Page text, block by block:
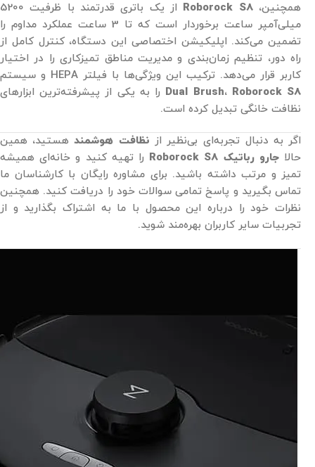
همچنین،Roborock S8
از یک باتری قدرتمند با ظرفیت 5200
میلی‌آمپر ساعت برخوردار است که تا 3 ساعت عملکرد مداوم را
تضمین می‌کند. اپلیکیشن اختصاصی این دستگاه، کنترل کامل از
راه دور، تنظیم زمان‌بندی و مدیریت مناطق تمیزکاری را در اختیار
کاربر قرار می‌دهد. ترکیب این ویژگی‌ها با فیلتر HEPA و سیستم
Dual Brush، Roborock S8
را به یکی از پیشرفته‌ترین ابزارهای
نظافت خانگی تبدیل کرده است.
اگر به دنبال تجربه‌ای بی‌نظیر از نظافت هوشمندهستید، همین
حالاجارو رباتیک Roborock S8
را تهیه کنید و خانه‌ای همیشه
تمیز و مرتب داشته باشید. برای مشاوره رایگان با کارشناسان ما
تماس بگیرید و پاسخ تمامی سوالات خود را دریافت کنید. همچنین
نظرات خود را درباره این محصول با ما به اشتراک بگذارید و از
تجربیات سایر کاربران بهره‌مند شوید.